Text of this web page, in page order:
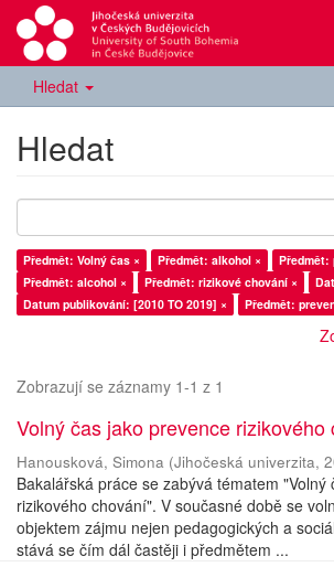
Hledat
Hledat
Předmět: Volný čas × Předmět: alkohol ×
Předmět:
Předmět: alcohol ×
Předmět: rizikové chování ×
Datum publikování: [2010 TO 2019] ×
Předmět:
Zobrazují se záznamy 1-1 z 1
Volný čas jako prevence rizikového
Hanousková, Simona (Jihočeská univerzita,
Bakalářská práce se zabývá tématem "Volný
rizikového chování". V současné době se
objektem zájmu nejen pedagogických a
stává se čím dál častěji i předmětem ...